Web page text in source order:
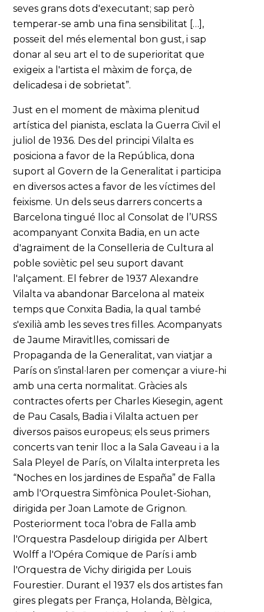
seves grans dots d'executant; sap però
temperar-se amb una fina sensibilitat […],
posseït del més elemental bon gust, i sap
donar al seu art el to de superioritat que
exigeix a l'artista el màxim de força, de
delicadesa i de sobrietat”.
Just en el moment de màxima plenitud
artística del pianista, esclata la Guerra Civil el
juliol de 1936. Des del principi Vilalta es
posiciona a favor de la República, dona
suport al Govern de la Generalitat i participa
en diversos actes a favor de les víctimes del
feixisme. Un dels seus darrers concerts a
Barcelona tingué lloc al Consolat de l’URSS
acompanyant Conxita Badia, en un acte
d'agraïment de la Conselleria de Cultura al
poble soviètic pel seu suport davant
l'alçament. El febrer de 1937 Alexandre
Vilalta va abandonar Barcelona al mateix
temps que Conxita Badia, la qual també
s'exilià amb les seves tres filles. Acompanyats
de Jaume Miravitlles, comissari de
Propaganda de la Generalitat, van viatjar a
París on s’instal·laren per començar a viure-hi
amb una certa normalitat. Gràcies als
contractes oferts per Charles Kiesegin, agent
de Pau Casals, Badia i Vilalta actuen per
diversos països europeus; els seus primers
concerts van tenir lloc a la Sala Gaveau i a la
Sala Pleyel de París, on Vilalta interpreta les
“Noches en los jardines de España” de Falla
amb l'Orquestra Simfònica Poulet-Siohan,
dirigida per Joan Lamote de Grignon.
Posteriorment toca l'obra de Falla amb
l'Orquestra Pasdeloup dirigida per Albert
Wolff a l'Opéra Comique de París i amb
l'Orquestra de Vichy dirigida per Louis
Fourestier. Durant el 1937 els dos artistes fan
gires plegats per França, Holanda, Bèlgica,